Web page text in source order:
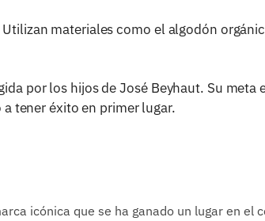
materiales como el algodón
por los hijos de José Beyhaut. Su
tener éxito en primer lugar.
icónica que se ha ganado un lugar en